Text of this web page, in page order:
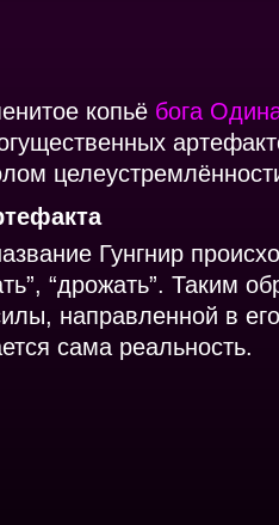
копьё бога
Гунгнир
“дрожать”. Таким
направленной в
сама реальность.